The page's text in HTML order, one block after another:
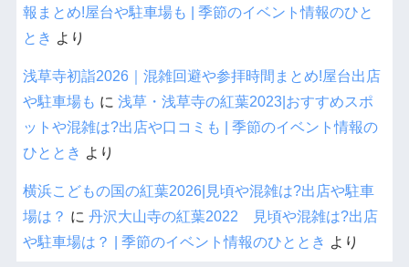
報まとめ!屋台や駐車場も | 季節のイベント情報のひと
とき より
浅草寺初詣2026｜混雑回避や参拝時間まとめ!屋台出店
や駐車場も に 浅草・浅草寺の紅葉2023|おすすめスポ
ットや混雑は?出店や口コミも | 季節のイベント情報の
ひととき より
横浜こどもの国の紅葉2026|見頃や混雑は?出店や駐車
場は？ に 丹沢大山寺の紅葉2022 見頃や混雑は?出店
や駐車場は？ | 季節のイベント情報のひととき より